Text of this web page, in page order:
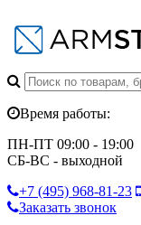
Время работы:
ПН-ПТ 09:00 - 19:00
СБ-ВС - выходной
+7 (495) 968-81-23
Заказать звонок